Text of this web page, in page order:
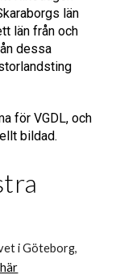
län
län från och
dessa
för VGDL, och
bildad.
i Göteborg,